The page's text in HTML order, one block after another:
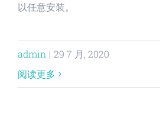
以任意安装。
admin | 29 7 月, 2020
阅读更多